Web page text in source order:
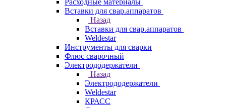
Расходные материалы
Вставки для свар.аппаратов
Назад
Вставки для свар.аппаратов
Weldestar
Инструменты для сварки
Флюс сварочный
Электрододержатели
Назад
Электрододержатели
Weldestar
КРАСС